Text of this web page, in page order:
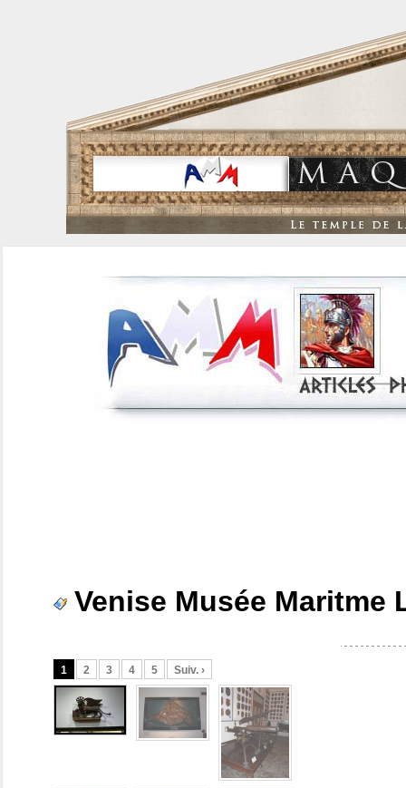
Venise Musée Maritme
1 2 3 4 5 Suiv. ›